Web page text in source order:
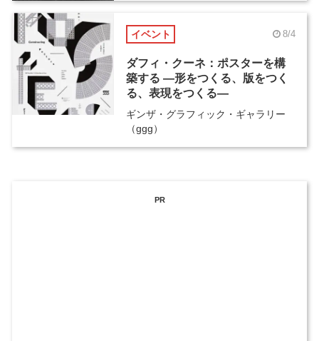
イベント 8/4
ダフィ・クーネ：ポスターを構
築する ―形をつくる、版をつく
る、表現をつくる―
ギンザ・グラフィック・ギャラリー
（ggg）
PR